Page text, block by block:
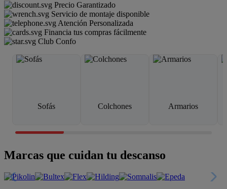
Precio Garantizado
Servicio de montaje disponible
Atención Personalizada
Financia tus compras fácilmente
Club Confo
Sofás Colchones Armarios
Marcas que cuidan tu descanso